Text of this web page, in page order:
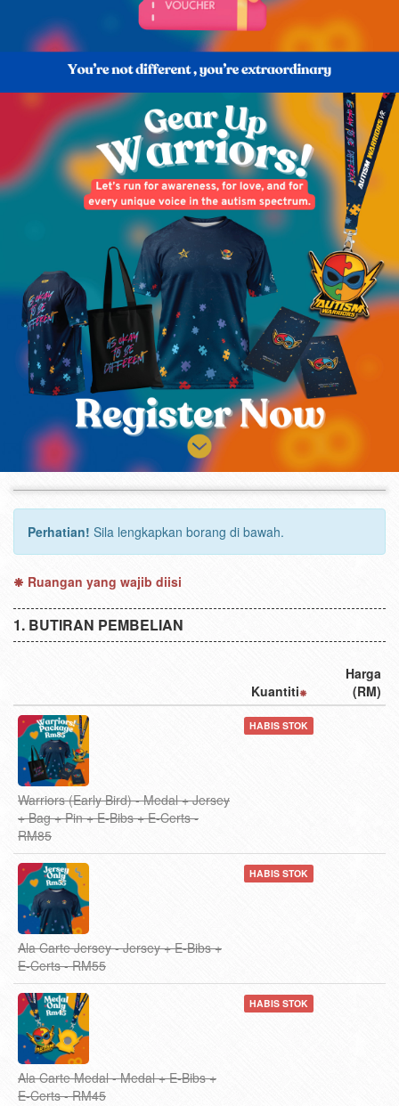
Perhatian! Sila lengkapkan borang di bawah.
Ruangan yang wajib diisi
BUTIRAN PEMBELIAN
Kuantiti
Harga
(RM)
Warriors (Early Bird) - Medal + Jersey
+ Bag + Pin + E-Bibs + E-Certs -
RM85
HABIS STOK
Ala Carte Jersey - Jersey + E-Bibs +
E-Certs - RM55
HABIS STOK
Ala Carte Medal - Medal + E-Bibs +
E-Certs - RM45
HABIS STOK